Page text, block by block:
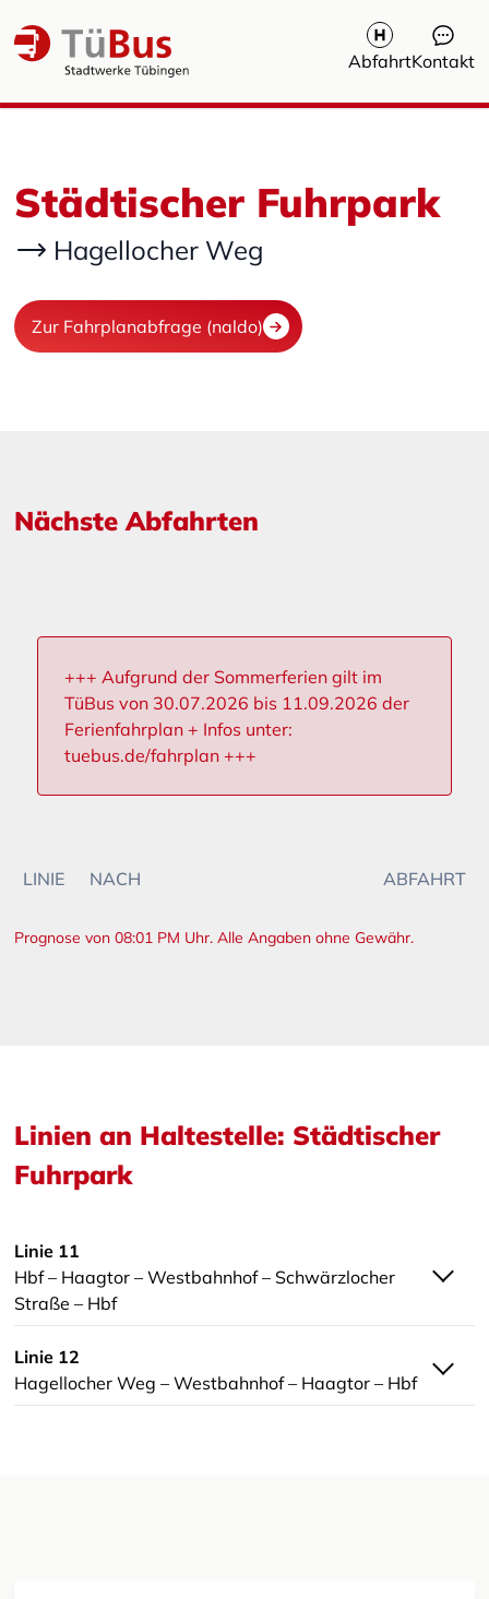
AbfahrtKontakt
Städtischer Fuhrpark
Hagellocher Weg
Zur Fahrplanabfrage (naldo)
Nächste Abfahrten
+++ Aufgrund der Sommerferien gilt im
TüBus von 30.07.2026 bis 11.09.2026 der
Ferienfahrplan + Infos unter:
tuebus.de/fahrplan +++
LINIE NACH ABFAHRT
Prognose von 08:01 PM Uhr. Alle Angaben ohne Gewähr.
Linien an Haltestelle: Städtischer
Fuhrpark
Linie 11
Hbf – Haagtor – Westbahnhof – Schwärzlocher
Straße – Hbf
Linie 12
Hagellocher Weg – Westbahnhof – Haagtor – Hbf